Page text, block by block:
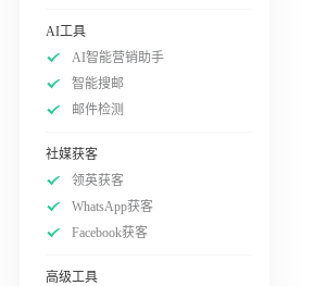
AI工具
AI智能营销助手
智能搜邮
邮件检测
社媒获客
领英获客
WhatsApp获客
Facebook获客
高级工具